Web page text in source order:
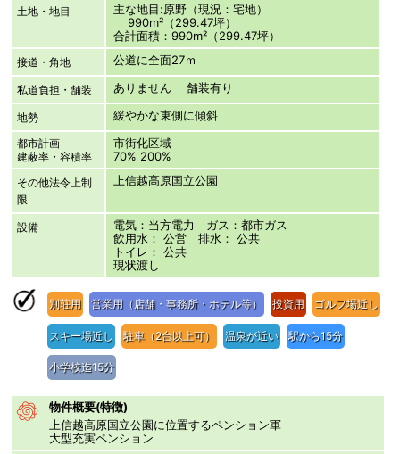
土地・地目
主な地目:原野（現況：宅地）
990m²（299.47坪）
合計面積：990m²（299.47坪）
接道・角地 公道に全面27ｍ
私道負担・舗装 ありません 舗装有り
地勢 緩やかな東側に傾斜
都市計画
建蔽率・容積率
市街化区域
70% 200%
その他法令上制
限
上信越高原国立公園
設備
電気：当方電力 ガス：都市ガス
飲用水： 公営 排水： 公共
トイレ： 公共
現状渡し
別荘用 営業用（店舗・事務所・ホテル等） 投資用 ゴルフ場近し
スキー場近し 駐車（2台以上可） 温泉が近い 駅から15分
小学校迄15分
物件概要(特徴)
上信越高原国立公園に位置するペンション軍
大型充実ペンション